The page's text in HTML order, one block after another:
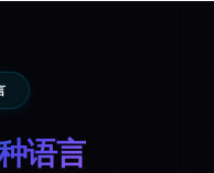
语言